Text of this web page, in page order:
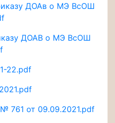
ДОАв о МЭ ВсОШ
ДОАВ о МЭ ВсОШ
22.pdf
от 09.09.2021.pdf